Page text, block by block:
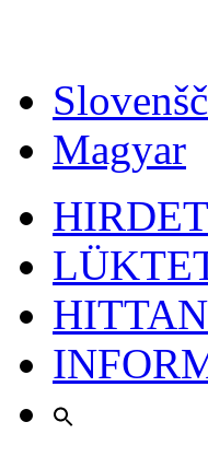
Magyar
HITTAN